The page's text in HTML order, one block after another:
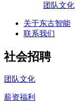
团队文化
关于东古智能
联系我们
社会招聘
团队文化
薪资福利